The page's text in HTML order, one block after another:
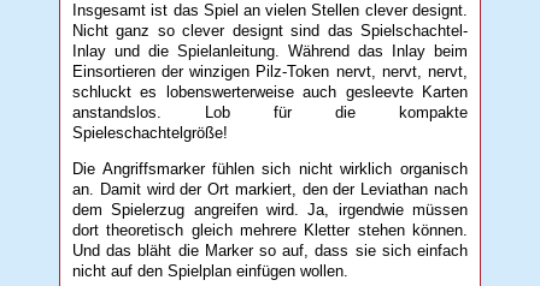
Insgesamt ist das Spiel an vielen Stellen clever designt.
Nicht ganz so clever designt sind das Spielschachtel-
Inlay und die Spielanleitung. Während das Inlay beim
Einsortieren der winzigen Pilz-Token nervt, nervt, nervt,
schluckt es lobenswerterweise auch gesleevte Karten
anstandslos. Lob für die kompakte
Spieleschachtelgröße!
Die Angriffsmarker fühlen sich nicht wirklich organisch
an. Damit wird der Ort markiert, den der Leviathan nach
dem Spielerzug angreifen wird. Ja, irgendwie müssen
dort theoretisch gleich mehrere Kletter stehen können.
Und das bläht die Marker so auf, dass sie sich einfach
nicht auf den Spielplan einfügen wollen.